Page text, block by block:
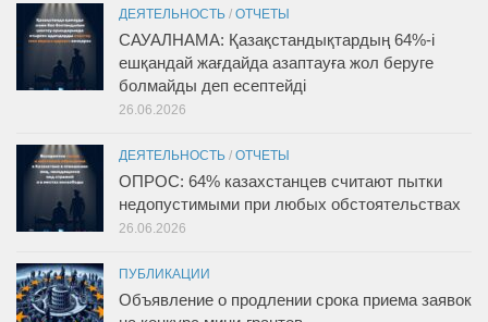
ДЕЯТЕЛЬНОСТЬ / ОТЧЕТЫ
САУАЛНАМА: Қазақстандықтардың 64%-і
ешқандай жағдайда азаптауға жол беруге
болмайды деп есептейді
26.06.2026
ДЕЯТЕЛЬНОСТЬ / ОТЧЕТЫ
ОПРОС: 64% казахстанцев считают пытки
недопустимыми при любых обстоятельствах
26.06.2026
ПУБЛИКАЦИИ
Объявление о продлении срока приема заявок